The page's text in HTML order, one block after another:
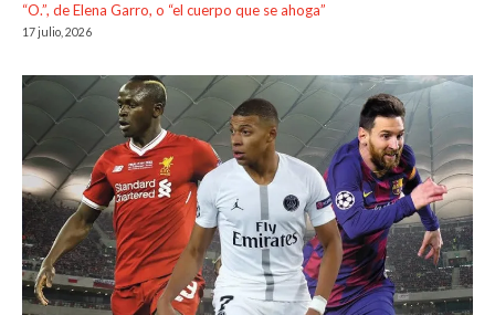
“O.”, de Elena Garro, o “el cuerpo que se ahoga”
17 julio, 2026